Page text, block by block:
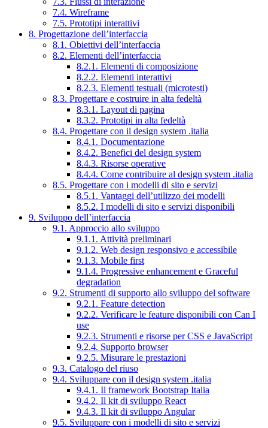
7.4. Wireframe
7.5. Prototipi interattivi
8. Progettazione dell’interfaccia
8.1. Obiettivi dell’interfaccia
8.2. Elementi dell’interfaccia
8.2.1. Elementi di composizione
8.2.2. Elementi interattivi
8.2.3. Elementi testuali (microtesti)
8.3. Progettare e costruire in alta fedeltà
8.3.1. Layout di pagina
8.3.2. Prototipi in alta fedeltà
8.4. Progettare con il design system .italia
8.4.1. Documentazione
8.4.2. Benefici del design system
8.4.3. Risorse operative
8.4.4. Come contribuire al design system .italia
8.5. Progettare con i modelli di sito e servizi
8.5.1. Vantaggi dell’utilizzo dei modelli
8.5.2. I modelli di sito e servizi disponibili
9. Sviluppo dell’interfaccia
9.1. Approccio allo sviluppo
9.1.1. Attività preliminari
9.1.2. Web design responsivo e accessibile
9.1.3. Mobile first
9.1.4. Progressive enhancement e Graceful
degradation
9.2. Strumenti di supporto allo sviluppo del software
9.2.1. Feature detection
9.2.2. Verificare le feature disponibili con Can I
use
9.2.3. Strumenti e risorse per CSS e JavaScript
9.2.4. Supporto browser
9.2.5. Misurare le prestazioni
9.3. Catalogo del riuso
9.4. Sviluppare con il design system .italia
9.4.1. Il framework Bootstrap Italia
9.4.2. Il kit di sviluppo React
9.4.3. Il kit di sviluppo Angular
9.5. Sviluppare con i modelli di sito e servizi